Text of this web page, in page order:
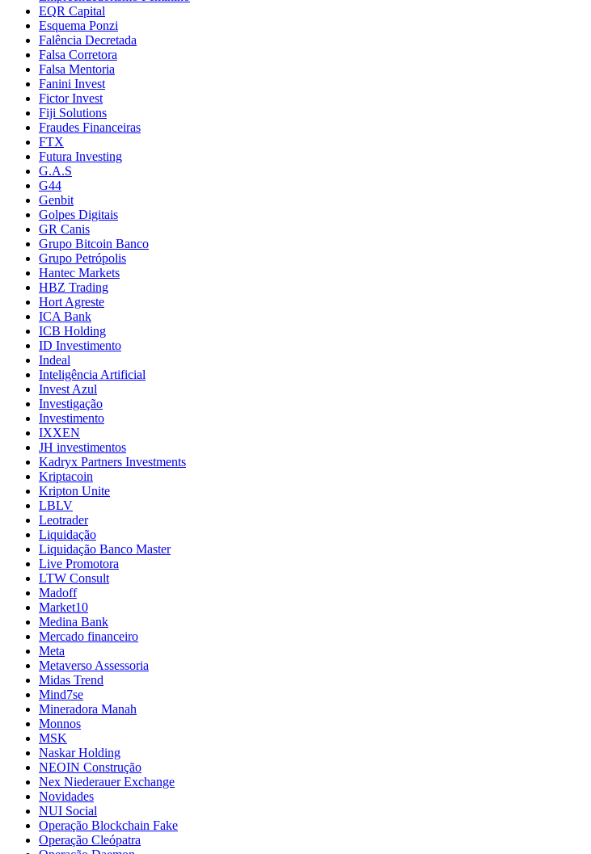
EQR Capital
Esquema Ponzi
Falência Decretada
Falsa Corretora
Falsa Mentoria
Fanini Invest
Fictor Invest
Fiji Solutions
Fraudes Financeiras
FTX
Futura Investing
G.A.S
G44
Genbit
Golpes Digitais
GR Canis
Grupo Bitcoin Banco
Grupo Petrópolis
Hantec Markets
HBZ Trading
Hort Agreste
ICA Bank
ICB Holding
ID Investimento
Indeal
Inteligência Artificial
Invest Azul
Investigação
Investimento
IXXEN
JH investimentos
Kadryx Partners Investments
Kriptacoin
Kripton Unite
LBLV
Leotrader
Liquidação
Liquidação Banco Master
Live Promotora
LTW Consult
Madoff
Market10
Medina Bank
Mercado financeiro
Meta
Metaverso Assessoria
Midas Trend
Mind7se
Mineradora Manah
Monnos
MSK
Naskar Holding
NEOIN Construção
Nex Niederauer Exchange
Novidades
NUI Social
Operação Blockchain Fake
Operação Cleópatra